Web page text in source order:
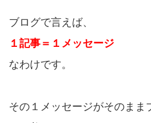
ブログで言えば、
１記事＝１メッセージ
なわけです。
その１メッセージがそのまま